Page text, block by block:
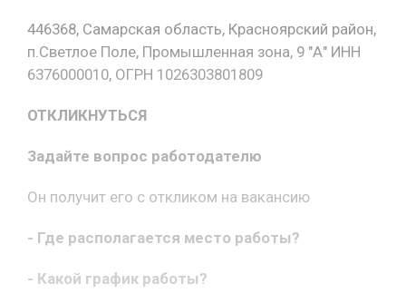
446368, Самарская область, Красноярский район,
п.Светлое Поле, Промышленная зона, 9 "А" ИНН
6376000010, ОГРН 1026303801809
ОТКЛИКНУТЬСЯ
Задайте вопрос работодателю
Он получит его с откликом на вакансию
- Где располагается место работы?
- Какой график работы?